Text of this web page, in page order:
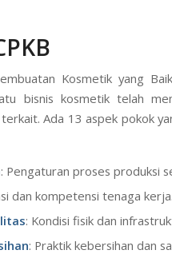
Kosmetik yang
bisnis kosmetik telah
Ada 13 aspek pokok
: Pengaturan proses produksi
dan kompetensi tenaga kerja.
: Kondisi fisik dan
: Praktik kebersihan dan